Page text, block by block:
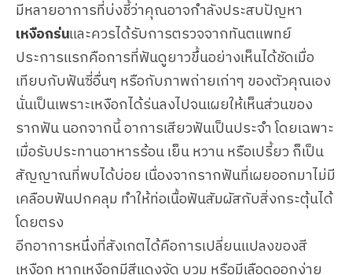
มีหลายอาการที่บ่งชี้ว่าคุณอาจกำลังประสบปัญหา
เหงือกร่นและควรได้รับการตรวจจากทันตแพทย์
ประการแรกคือการที่ฟันดูยาวขึ้นอย่างเห็นได้ชัดเมื่อ
เทียบกับฟันซี่อื่นๆ หรือกับภาพถ่ายเก่าๆ ของตัวคุณเอง
นั่นเป็นเพราะเหงือกได้ร่นลงไปจนเผยให้เห็นส่วนของ
รากฟัน นอกจากนี้ อาการเสียวฟันเป็นประจำ โดยเฉพาะ
เมื่อรับประทานอาหารร้อน เย็น หวาน หรือเปรี้ยว ก็เป็น
สัญญาณที่พบได้บ่อย เนื่องจากรากฟันที่เผยออกมาไม่มี
เคลือบฟันปกคลุม ทำให้ท่อเนื้อฟันสัมผัสกับสิ่งกระตุ้นได้
โดยตรง
อีกอาการหนึ่งที่สังเกตได้คือการเปลี่ยนแปลงของสี
เหงือก หากเหงือกมีสีแดงจัด บวม หรือมีเลือดออกง่าย